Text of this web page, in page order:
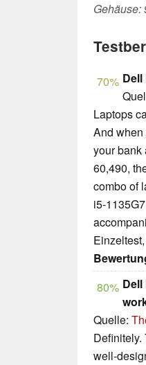
Gehäuse:
70% Dell
Laptops
And when
your bank
60,490,
combo of
i5-
80%
Quelle:
well-